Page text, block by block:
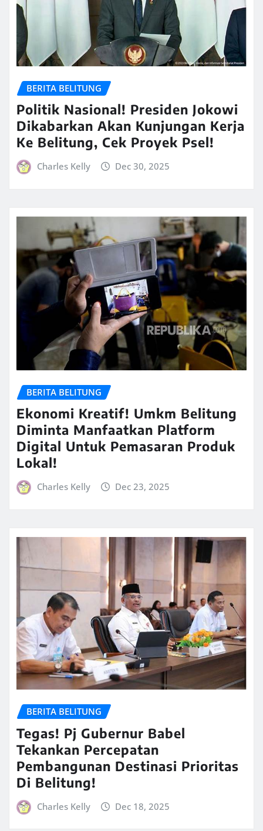
BERITA BELITUNG
Politik Nasional! Presiden Jokowi
Dikabarkan Akan Kunjungan Kerja
Ke Belitung, Cek Proyek Psel!
Charles Kelly Dec 30, 2025
BERITA BELITUNG
Ekonomi Kreatif! Umkm Belitung
Diminta Manfaatkan Platform
Digital Untuk Pemasaran Produk
Lokal!
Charles Kelly Dec 23, 2025
BERITA BELITUNG
Tegas! Pj Gubernur Babel
Tekankan Percepatan
Pembangunan Destinasi Prioritas
Di Belitung!
Charles Kelly Dec 18, 2025